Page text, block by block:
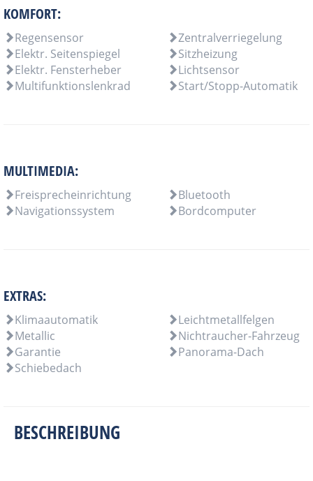
KOMFORT:
Regensensor
Zentralverriegelung
Elektr. Seitenspiegel
Sitzheizung
Elektr. Fensterheber
Lichtsensor
Multifunktionslenkrad
Start/Stopp-Automatik
MULTIMEDIA:
Freisprecheinrichtung
Bluetooth
Navigationssystem
Bordcomputer
EXTRAS:
Klimaautomatik
Leichtmetallfelgen
Metallic
Nichtraucher-Fahrzeug
Garantie
Panorama-Dach
Schiebedach
BESCHREIBUNG